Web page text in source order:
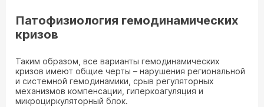
Патофизиология гемодинамических
кризов
Таким образом, все варианты гемодинамических
кризов имеют общие черты – нарушения региональной
и системной гемодинамики, срыв регуляторных
механизмов компенсации, гиперкоагуляция и
микроциркуляторный блок.